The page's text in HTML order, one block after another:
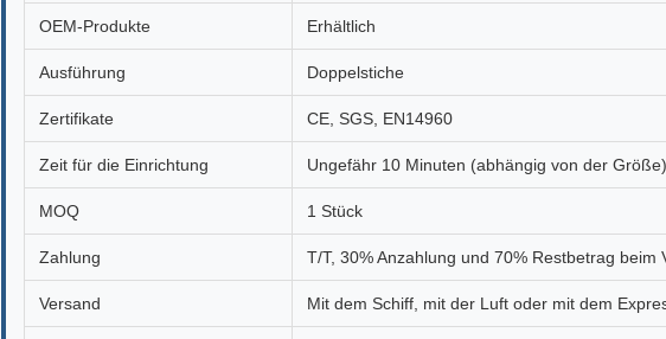
OEM-Produkte Erhältlich
Ausführung Doppelstiche
Zertifikate CE, SGS, EN14960
Zeit für die Einrichtung Ungefähr 10 Minuten (abhängig von der Größe)
MOQ 1 Stück
Zahlung T/T, 30% Anzahlung und 70% Restbetrag beim
Versand Mit dem Schiff, mit der Luft oder mit dem